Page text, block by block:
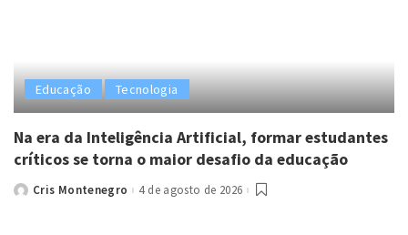
Educação Tecnologia
Na era da Inteligência Artificial, formar estudantes
críticos se torna o maior desafio da educação
PostedCris Montenegro 4 de agosto de 2026